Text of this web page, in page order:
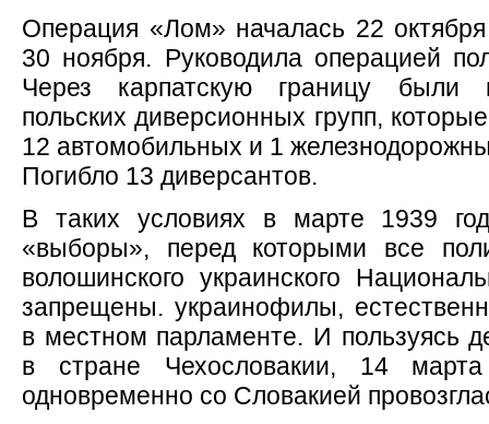
Операция «Лом» началась 22
30 ноября. Руководила операцией
Через карпатскую границу были
польских диверсионных групп,
12 автомобильных и 1
Погибло 13 диверсантов.
В таких условиях в марте 1939
«выборы», перед которыми все
волошинского украинского
запрещены. украинофилы,
в местном парламенте. И пользуясь
в стране Чехословакии, 14
одновременно со Словакией